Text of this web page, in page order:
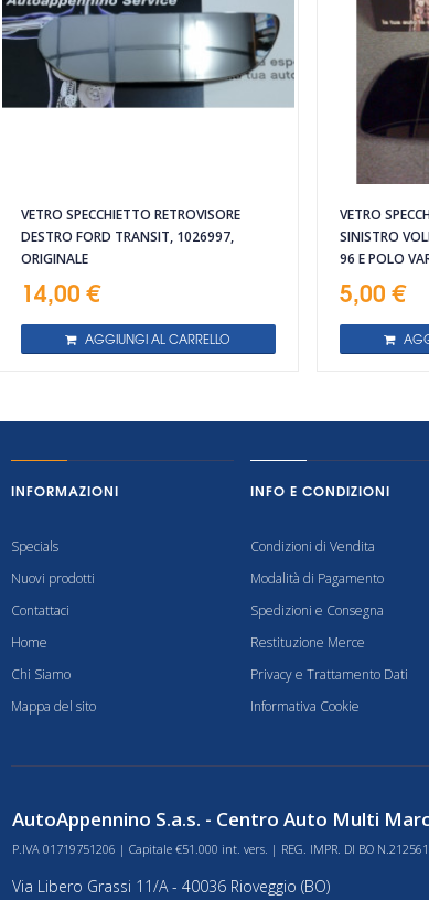
VETRO SPECCHIETTO RETROVISORE
DESTRO FORD TRANSIT, 1026997,
ORIGINALE
14,00 €
AGGIUNGI AL CARRELLO
VETRO
SINISTRO
96 E POLO
5,00 €
INFORMAZIONI
Specials
Nuovi prodotti
Contattaci
Home
Chi Siamo
Mappa del sito
INFO E CONDIZIONI
Condizioni di Vendita
Modalità di Pagamento
Spedizioni e Consegna
Restituzione Merce
Privacy e Trattamento Dati
Informativa Cookie
AutoAppennino S.a.s. - Centro Auto Multi
P.IVA 01719751206 | Capitale €51.000 int. vers. | REG. IMPR. DI BO
Via Libero Grassi 11/A - 40036 Rioveggio (BO)